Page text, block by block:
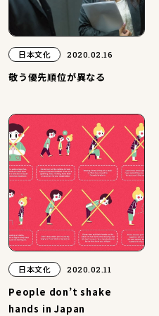
日本文化 2020.02.16
敬う優先順位が異なる
日本文化 2020.02.11
People don’t shake
hands in Japan